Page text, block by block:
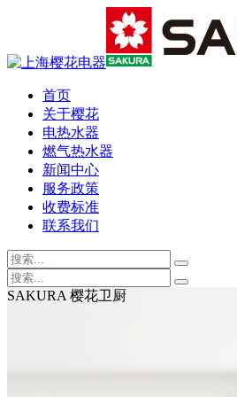
首页
关于樱花
电热水器
燃气热水器
新闻中心
服务政策
收费标准
联系我们
SAKURA 樱花卫厨